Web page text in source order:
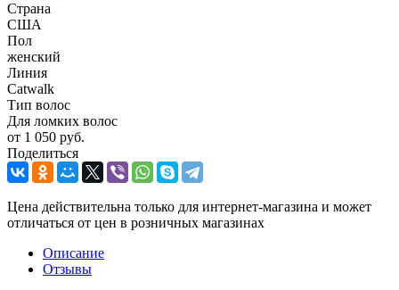
Страна
США
Пол
женский
Линия
Catwalk
Тип волос
Для ломких волос
от 1 050 руб.
Поделиться
Цена действительна только для интернет-магазина и может
отличаться от цен в розничных магазинах
Описание
Отзывы